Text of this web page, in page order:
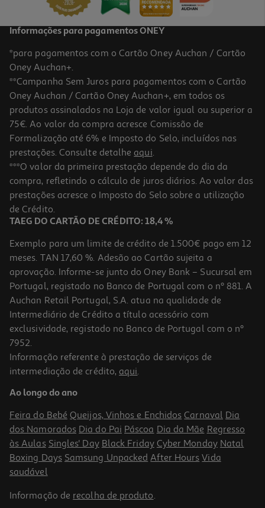
5.0
Champô Ultra Suave Leite Côco 400ml
14.72 €/Lt
5,89 €
Champô Fructis Força E Brilho 1000ml
8.62 €/Lt
8,62 €
Informações para pagamentos ONEY
*para pagamentos com o Cartão Oney Auchan / Cartão
Oney Auchan+.
**Campanha Sem Juros para pagamentos com o Cartão
Oney Auchan / Cartão Oney Auchan+, em todos os
produtos assinalados na Loja de valor igual ou superior a
75€. Ao valor da compra acresce Comissão de
Formalização até 6% e Imposto do Selo, incluídos nas
prestações. Consulte detalhe aqui.
***O valor da primeira prestação depende do dia da
compra, refletindo o cálculo de juros diários. Ao valor das
prestações acresce o Imposto do Selo sobre a utilização
de Crédito.
TAEG DO CARTÃO DE CRÉDITO: 18,4 %
Exemplo para um limite de crédito de 1.500€ pago em 12
meses. TAN 17,60 %. Adesão ao Cartão sujeita a
aprovação. Informe-se junto do Oney Bank – Sucursal em
Portugal, registado no Banco de Portugal com o nº 881. A
Auchan Retail Portugal, S.A. atua na qualidade de
Intermediário de Crédito a título acessório com
exclusividade, registado no Banco de Portugal com o nº
7952.
Informação referente à prestação de serviços de
intermediação de crédito, aqui.
Ao longo do ano
Feira do Bebé Queijos, Vinhos e Enchidos Carnaval Dia
dos Namorados Dia do Pai Páscoa Dia da Mãe Regresso
às Aulas Singles' Day Black Friday Cyber Monday Natal
Boxing Days Samsung Unpacked After Hours Vida
saudável
Informação de recolha de produto.